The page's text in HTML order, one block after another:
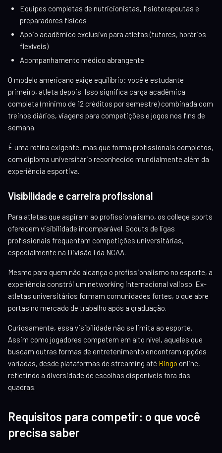
Equipes completas de nutricionistas, fisioterapeutas e
preparadores físicos
Apoio acadêmico exclusivo para atletas (tutores, horários
flexíveis)
Acompanhamento médico abrangente
O modelo americano exige equilíbrio: você é estudante
primeiro, atleta depois. Isso significa carga acadêmica
completa (mínimo de 12 créditos por semestre) combinada com
treinos diários, viagens para competições e jogos nos fins de
semana.
É uma rotina exigente, mas que forma profissionais completos,
com diploma universitário reconhecido mundialmente além da
experiência esportiva.
Visibilidade e carreira profissional
Para atletas que aspiram ao profissionalismo, os college sports
oferecem visibilidade incomparável. Scouts de ligas
profissionais frequentam competições universitárias,
especialmente na Divisão I da NCAA.
Mesmo para quem não alcança o profissionalismo no esporte, a
experiência constrói um networking internacional valioso. Ex-
atletas universitários formam comunidades fortes, o que abre
portas no mercado de trabalho após a graduação.
Curiosamente, essa visibilidade não se limita ao esporte.
Assim como jogadores competem em alto nível, aqueles que
buscam outras formas de entretenimento encontram opções
variadas, desde plataformas de streaming até Bingo online,
refletindo a diversidade de escolhas disponíveis fora das
quadras.
Requisitos para competir: o que você
precisa saber